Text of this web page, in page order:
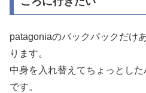
patagoniaのバックパックだけ
ります。
中身を入れ替えてちょっとし
です。